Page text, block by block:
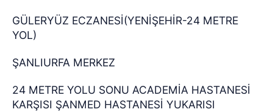
GÜLERYÜZ ECZANESİ(YENİŞEHİR-24 METRE
YOL)
ŞANLIURFA MERKEZ
24 METRE YOLU SONU ACADEMİA HASTANESİ
KARŞISI ŞANMED HASTANESİ YUKARISI